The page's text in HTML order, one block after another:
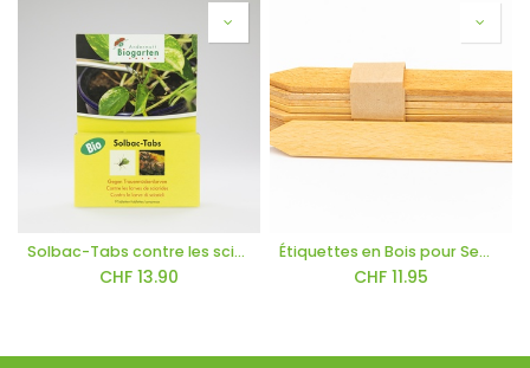
Solbac-Tabs contre les sciarides
CHF 13.90
Étiquettes en Bois pour Semis
CHF 11.95